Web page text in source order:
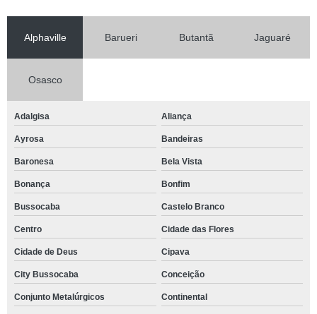
Alphaville Barueri Butantã Jaguaré
Osasco
Adalgisa Aliança
Ayrosa Bandeiras
Baronesa Bela Vista
Bonança Bonfim
Bussocaba Castelo Branco
Centro Cidade das Flores
Cidade de Deus Cipava
City Bussocaba Conceição
Conjunto Metalúrgicos Continental